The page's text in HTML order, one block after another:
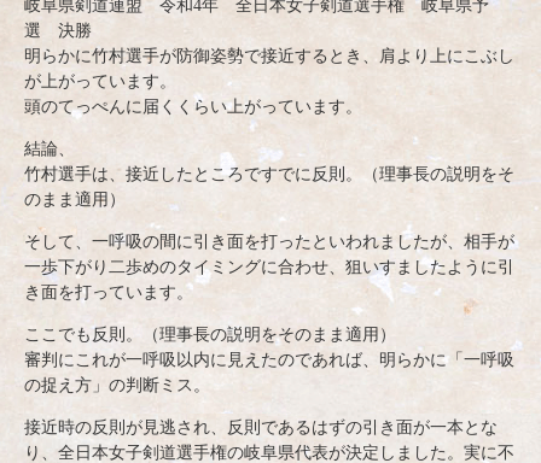
岐阜県剣道連盟 令和4年 全日本女子剣道選手権 岐阜県予
選 決勝
明らかに竹村選手が防御姿勢で接近するとき、肩より上にこぶし
が上がっています。
頭のてっぺんに届くくらい上がっています。
結論、
竹村選手は、接近したところですでに反則。（理事長の説明をそ
のまま適用）
そして、一呼吸の間に引き面を打ったといわれましたが、相手が
一歩下がり二歩めのタイミングに合わせ、狙いすましたように引
き面を打っています。
ここでも反則。（理事長の説明をそのまま適用）
審判にこれが一呼吸以内に見えたのであれば、明らかに「一呼吸
の捉え方」の判断ミス。
接近時の反則が見逃され、反則であるはずの引き面が一本とな
り、全日本女子剣道選手権の岐阜県代表が決定しました。実に不